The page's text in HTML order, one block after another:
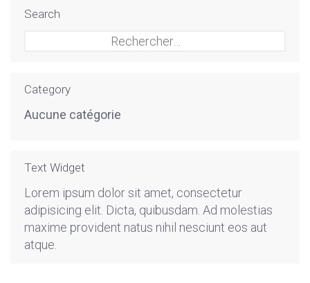
Search
Category
Aucune catégorie
Text Widget
Lorem ipsum dolor sit amet, consectetur
adipisicing elit. Dicta, quibusdam. Ad molestias
maxime provident natus nihil nesciunt eos aut
atque.